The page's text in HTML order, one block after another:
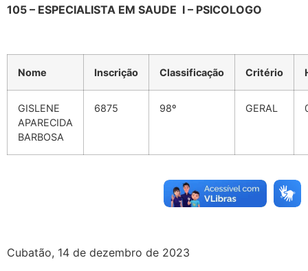
105 – ESPECIALISTA EM SAUDE I – PSICOLOGO
Nome Inscrição Classificação Critério
GISLENE
APARECIDA
BARBOSA
6875 98º GERAL
Cubatão, 14 de dezembro de 2023